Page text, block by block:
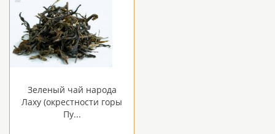
Зеленый чай народа
Лаху (окрестности горы
Пу...